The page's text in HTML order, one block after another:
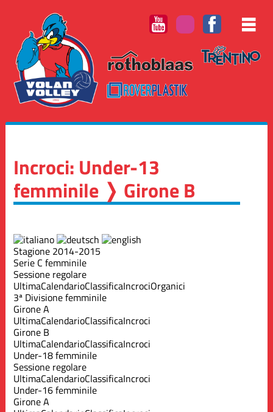
Incroci: Under-13
femminile ❭ Girone B
Stagione 2014-2015
Serie C femminile
Sessione regolare
UltimaCalendarioClassificaIncrociOrganici
3ª Divisione femminile
Girone A
UltimaCalendarioClassificaIncroci
Girone B
UltimaCalendarioClassificaIncroci
Under-18 femminile
Sessione regolare
UltimaCalendarioClassificaIncroci
Under-16 femminile
Girone A